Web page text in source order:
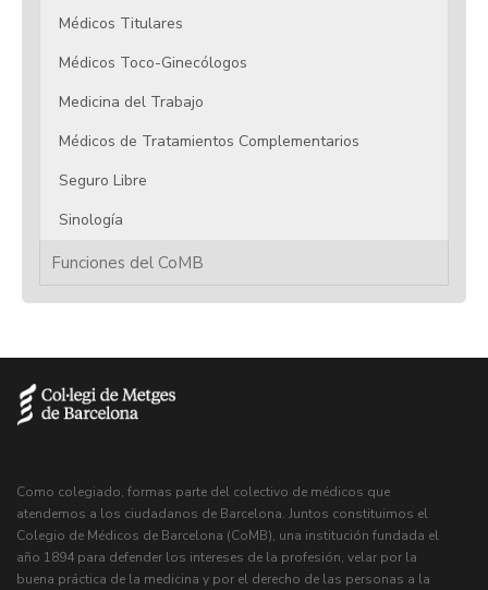
Médicos Titulares
Médicos Toco-Ginecólogos
Medicina del Trabajo
Médicos de Tratamientos Complementarios
Seguro Libre
Sinología
Funciones del CoMB
Como colegiado, formas parte del colectivo de médicos que
atendemos a los ciudadanos de Barcelona. Juntos constituimos el
Colegio de Médicos de Barcelona (CoMB), una institución fundada el
año 1894 para defender los intereses de la profesión, velar por la
buena práctica de la medicina y por el derecho de las personas a la